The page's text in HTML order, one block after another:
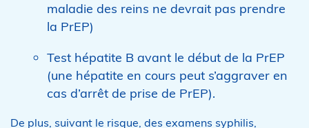
maladie des reins ne devrait pas prendre
la PrEP)
Test hépatite B avant le début de la PrEP
(une hépatite en cours peut s’aggraver en
cas d’arrêt de prise de PrEP).
De plus, suivant le risque, des examens syphilis,